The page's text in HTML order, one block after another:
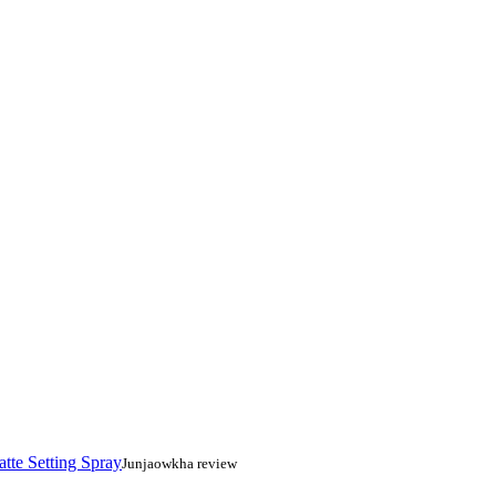
Setting SprayJunjaowkha review